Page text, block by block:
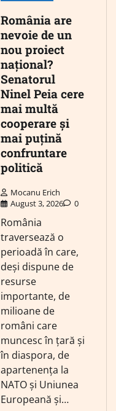
România are
nevoie de un
nou proiect
național?
Senatorul
Ninel Peia cere
mai multă
cooperare și
mai puțină
confruntare
politică
Mocanu Erich
August 3, 2026
0
România
traversează o
perioadă în care,
deși dispune de
resurse
importante, de
milioane de
români care
muncesc în țară și
în diaspora, de
apartenența la
NATO și Uniunea
Europeană și…